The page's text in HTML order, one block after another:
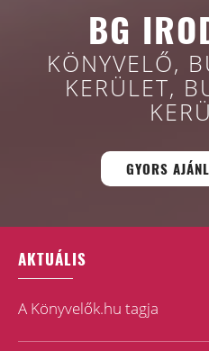
BG
KÖNYVELŐ,
KERÜLET,
GYORS
AKTUÁLIS
A Könyvelők.hu tagja